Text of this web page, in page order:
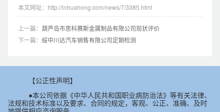
本文网址：http://lnhuahong.com/news/7/3385.html
上一篇： 葫芦岛市思科赛斯金属制品有限公司现状评价
下一篇： 绥中川达汽车销售有限公司定期检测
【公正性声明】
●本公司依据《中华人民共和国职业病防治法》等有关法律、
法规和技术标准以及要求、合同的规定，客观、公正、准确、及时